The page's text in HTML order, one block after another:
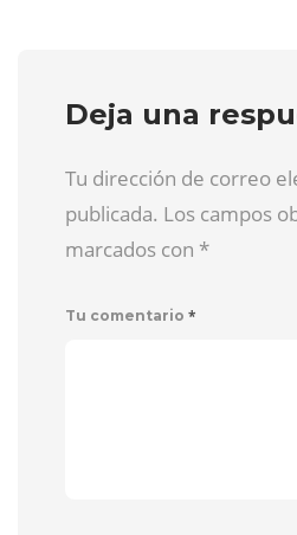
Deja una
Tu dirección de correo
publicada. Los campos
marcados con *
Tu comentario *